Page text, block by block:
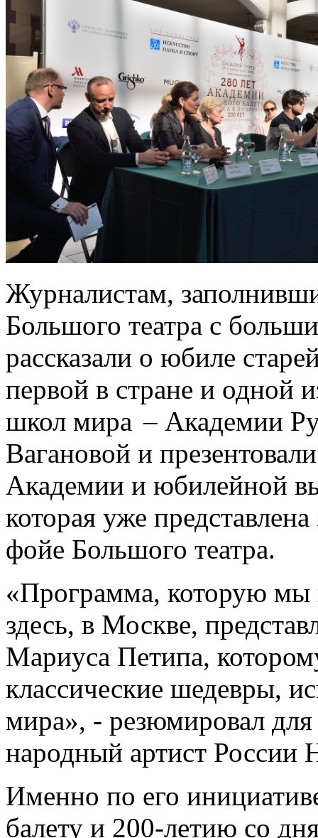
Журналистам,
Большого театра с
рассказали о юбиле
первой в стране и одной
школ мира – Академии
Вагановой и
Академии и юбилейной
которая уже
фойе Большого театра.
«Программа, которую мы
здесь, в Москве,
Мариуса Петипа,
классические шедевры,
мира», - резюмировал
народный артист России
Именно по его
балету и 200-летию со